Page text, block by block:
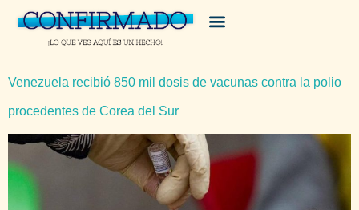
Venezuela recibió 850 mil dosis de vacunas contra la polio
procedentes de Corea del Sur